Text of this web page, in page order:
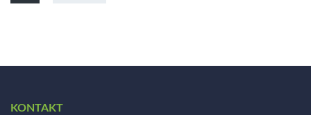
KONTAKT